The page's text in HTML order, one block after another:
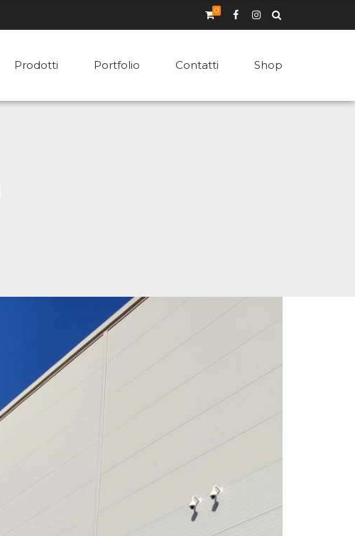
0
Prodotti Portfolio Contatti Shop